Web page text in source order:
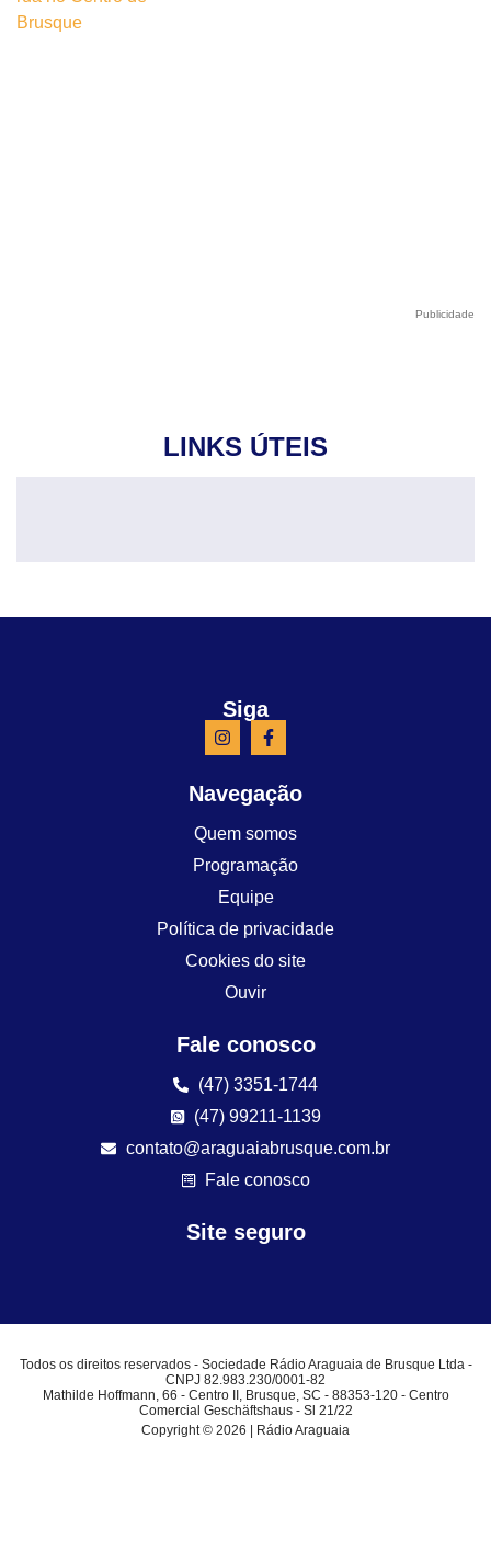
Publicidade
LINKS ÚTEIS
Siga
Navegação
Quem somos
Programação
Equipe
Política de privacidade
Cookies do site
Ouvir
Fale conosco
(47) 3351-1744
(47) 99211-1139
contato@araguaiabrusque.com.br
Fale conosco
Site seguro
Todos os direitos reservados - Sociedade Rádio Araguaia de Brusque Ltda -
CNPJ 82.983.230/0001-82
Mathilde Hoffmann, 66 - Centro II, Brusque, SC - 88353-120 - Centro
Comercial Geschäftshaus - Sl 21/22
Copyright © 2026 | Rádio Araguaia